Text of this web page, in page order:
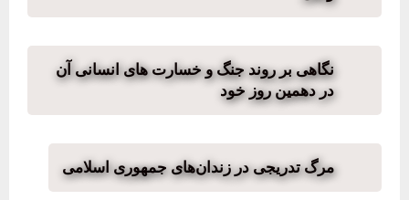
نگاهی بر روند جنگ و خسارت های انسانی آن
در دهمین روز خود
مرگ تدریجی در زندان‌های جمهوری اسلامی